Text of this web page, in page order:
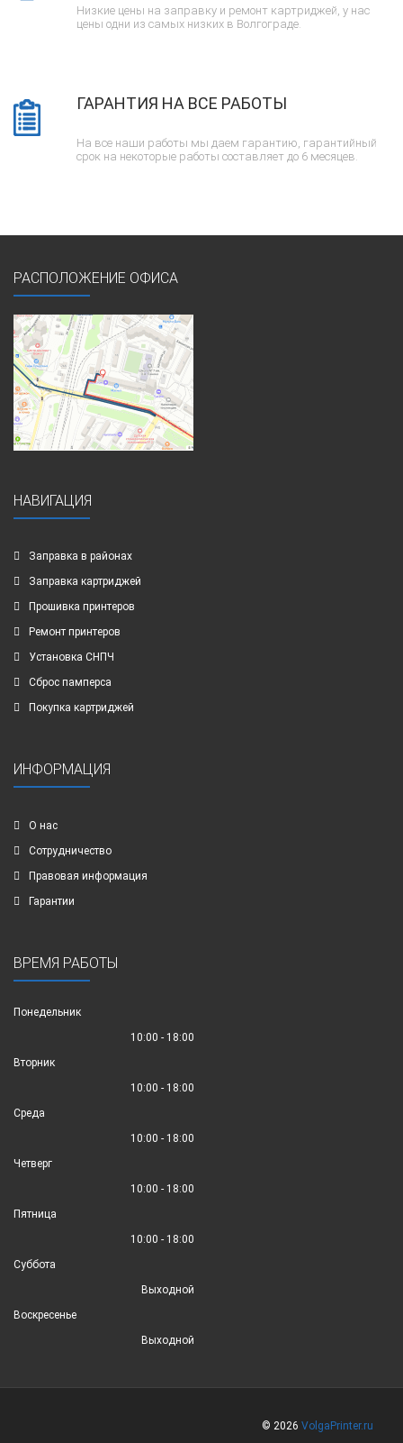
Низкие цены на заправку и ремонт картриджей, у нас
цены одни из самых низких в Волгограде.
ГАРАНТИЯ НА ВСЕ РАБОТЫ
На все наши работы мы даем гарантию, гарантийный
срок на некоторые работы составляет до 6 месяцев.
РАСПОЛОЖЕНИЕ ОФИСА
НАВИГАЦИЯ
Заправка в районах
Заправка картриджей
Прошивка принтеров
Ремонт принтеров
Установка СНПЧ
Сброс памперса
Покупка картриджей
ИНФОРМАЦИЯ
О нас
Сотрудничество
Правовая информация
Гарантии
ВРЕМЯ РАБОТЫ
Понедельник
10:00 - 18:00
Вторник
10:00 - 18:00
Среда
10:00 - 18:00
Четверг
10:00 - 18:00
Пятница
10:00 - 18:00
Суббота
Выходной
Воскресенье
Выходной
© 2026 VolgaPrinter.ru